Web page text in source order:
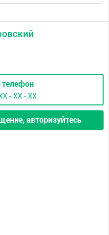
телефон
- ХХ - ХХ
авторизуйтесь